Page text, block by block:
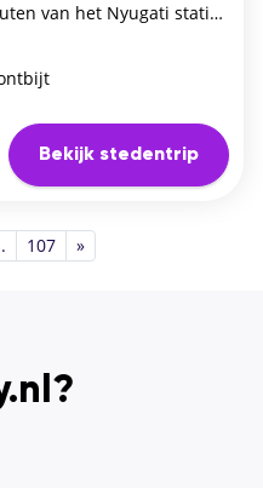
van het Nyugati station
Bekijk stedentrip
107 »